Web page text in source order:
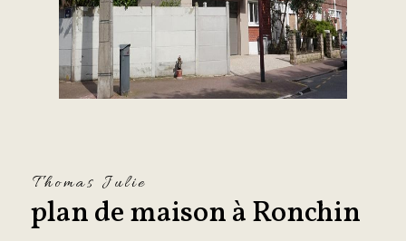
Thomas Julie
plan de maison à Ronchin